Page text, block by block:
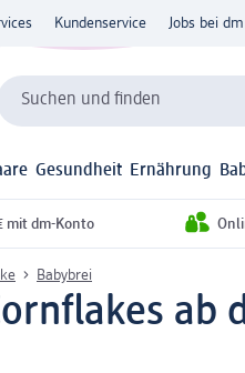
Kundenservice Jobs bei dm
Suchen und finden
Gesundheit Ernährung
mit dm-Konto
Babybrei
ab